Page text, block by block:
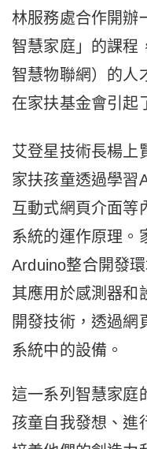
林服務處合作開辦
智慧家庭」的課程
智慧物聯網）的人
在家扶基金會引起
艾登星技術長楊上
家扶孩童透過學習
互動式網頁介面等
系統的運作原理。
Arduino整合開發
其應用於感測器和
開發技術，透過網
系統中的設備。
這一系列智慧家庭
孩童自我發想、進